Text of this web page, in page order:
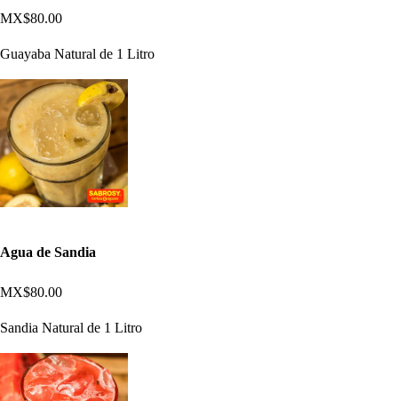
MX$80.00
Guayaba Natural de 1 Litro
Agua de Sandia
MX$80.00
Sandia Natural de 1 Litro